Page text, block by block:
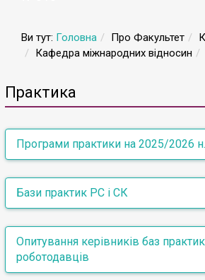
Ви тут: Головна Про Факультет
Кафедра міжнародних відносин
Практика
Програми практики на 2025/2026
робота) - 7 семестр (РС)
Програма виробничої
аналітична) - 7 семестр (РС)
Бази практик РС і СК
Виробнича практика
робота)
Громадська організація «Центр
стійкості»
Опитування керівників баз
роботодавців